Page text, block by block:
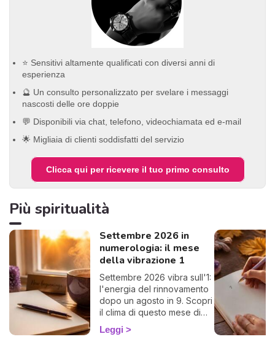
⭐ Sensitivi altamente qualificati con diversi anni di
esperienza
🔮 Un consulto personalizzato per svelare i messaggi
nascosti delle ore doppie
💬 Disponibili via chat, telefono, videochiamata ed e-mail
🌟 Migliaia di clienti soddisfatti del servizio
Clicca qui per ricevere il tuo primo consulto
Più spiritualità
Settembre 2026 in
numerologia: il mese
della vibrazione 1
Settembre 2026 vibra sull'1:
l'energia del rinnovamento
dopo un agosto in 9. Scopri
il clima di questo mese di
rientro e come
approfittarne. 🌱
Leggi